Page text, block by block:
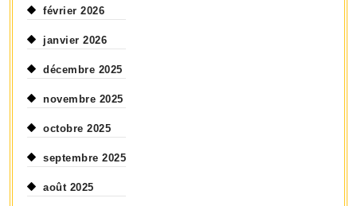
février 2026
janvier 2026
décembre 2025
novembre 2025
octobre 2025
septembre 2025
août 2025